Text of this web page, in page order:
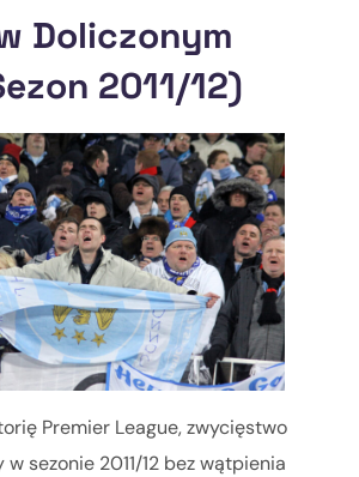
Doliczonym
2011/12)
Premier League, zwycięstwo
sezonie 2011/12 bez wątpienia